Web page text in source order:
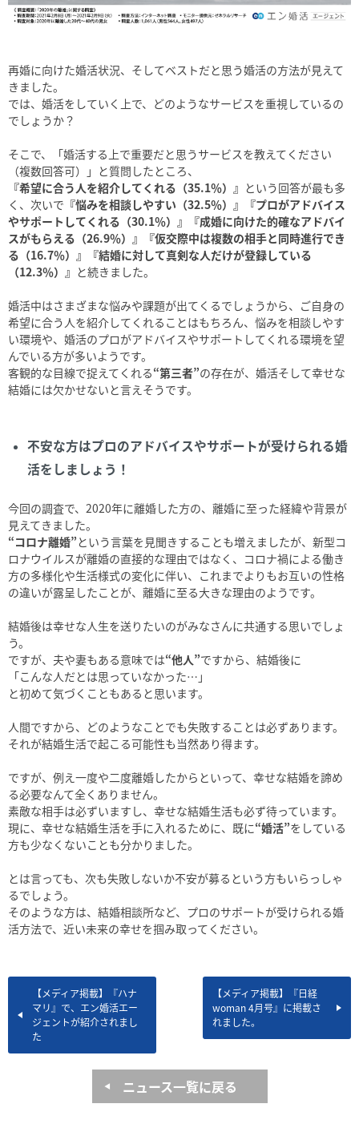
再婚に向けた婚活状況、そしてベストだと思う婚活の方法が見えて
きました。
では、婚活をしていく上で、どのようなサービスを重視しているの
でしょうか？
そこで、「婚活する上で重要だと思うサービスを教えてください
（複数回答可）」と質問したところ、
『希望に合う人を紹介してくれる（35.1％）』 という回答が最も多
く、次いで 『悩みを相談しやすい（32.5％）』『プロがアドバイス
やサポートしてくれる（30.1％）』『成婚に向けた的確なアドバイ
スがもらえる（26.9％）』『仮交際中は複数の相手と同時進行でき
る（16.7％）』『結婚に対して真剣な人だけが登録している
（12.3％）』 と続きました。
婚活中はさまざまな悩みや課題が出てくるでしょうから、ご自身の
希望に合う人を紹介してくれることはもちろん、悩みを相談しやす
い環境や、婚活のプロがアドバイスやサポートしてくれる環境を望
んでいる方が多いようです。
客観的な目線で捉えてくれる“第三者”の存在が、婚活そして幸せな
結婚には欠かせないと言えそうです。
不安な方はプロのアドバイスやサポートが受けられる婚
活をしましょう！
今回の調査で、2020年に離婚した方の、離婚に至った経緯や背景が
見えてきました。
“コロナ離婚” という言葉を見聞きすることも増えましたが、新型コ
ロナウイルスが離婚の直接的な理由ではなく、コロナ禍による働き
方の多様化や生活様式の変化に伴い、これまでよりもお互いの性格
の違いが露呈したことが、離婚に至る大きな理由のようです。
結婚後は幸せな人生を送りたいのがみなさんに共通する思いでしょ
う。
ですが、夫や妻もある意味では“他人”ですから、結婚後に
「こんな人だとは思っていなかった…」
と初めて気づくこともあると思います。
人間ですから、どのようなことでも失敗することは必ずあります。
それが結婚生活で起こる可能性も当然あり得ます。
ですが、例え一度や二度離婚したからといって、幸せな結婚を諦め
る必要なんて全くありません。
素敵な相手は必ずいますし、幸せな結婚生活も必ず待っています。
現に、幸せな結婚生活を手に入れるために、既に“婚活”をしている
方も少なくないことも分かりました。
とは言っても、次も失敗しないか不安が募るという方もいらっしゃ
るでしょう。
そのような方は、結婚相談所など、プロのサポートが受けられる婚
活方法で、近い未来の幸せを掴み取ってください。
【メディア掲載】『ハナ
マリ』で、エン婚活エー
ジェントが紹介されまし
た
【メディア掲載】『日経
woman 4月号』に掲載さ
れました。
ニュース一覧に戻る